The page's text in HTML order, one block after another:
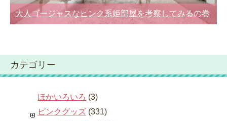
大人ゴージャスなピンク系姫部屋を考察してみるの巻
カテゴリー
ほかいろいろ (3)
ピンクグッズ (331)